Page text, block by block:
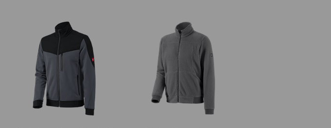
Doublure intérieure en laine polaire très souple
2 poches fendues et poche de poitrine chacune avec une fermeture éclair
Fermeture éclair continue à l'avant avec col montant et mentonnière
Bord-côtes élastique aux poignets et à la ceinture
Tissu extérieur
100 Polyester
Conseils d'entretien :
Lavage délicat en machine à 40 °C